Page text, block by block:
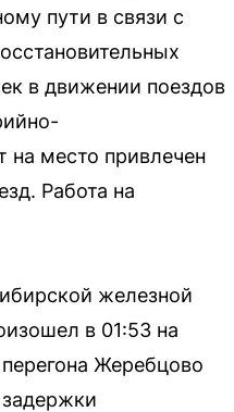
пути в связи с
в движении поездов
на место привлечен
Работа на
железной
в 01:53 на
Жеребцово